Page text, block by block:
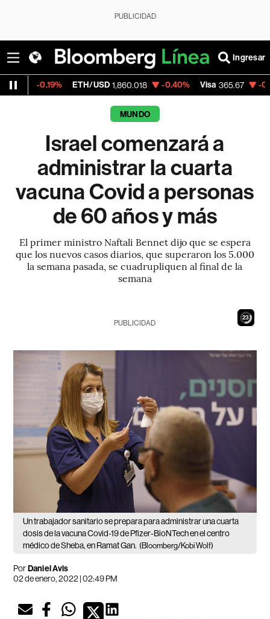
PUBLICIDAD
Ingresar
ETH/USD 1,860.018 -0.40% Visa 365.67 -0.13%
MUNDO
Israel comenzará a
administrar la cuarta
vacuna Covid a personas
de 60 años y más
El primer ministro Naftali Bennet dijo que se espera
que los nuevos casos diarios, que superaron los 5.000
la semana pasada, se cuadrupliquen al final de la
semana
22
PUBLICIDAD
Un trabajador sanitario se prepara para administrar una cuarta
dosis de la vacuna Covid-19 de Pfizer-BioNTech en el centro
médico de Sheba, en Ramat Gan. (Bloomberg/Kobi Wolf)
PorDaniel Avis
02 de enero, 2022 | 02:49 PM